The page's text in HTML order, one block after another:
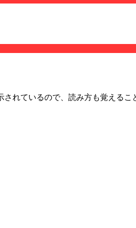
れているので、読み方も覚えるこ